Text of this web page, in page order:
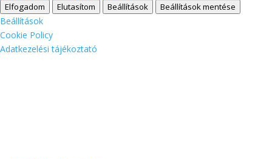
Elfogadom Elutasítom Beállítások Beállítások mentése
Beállítások
Cookie Policy
Adatkezelési tájékoztató